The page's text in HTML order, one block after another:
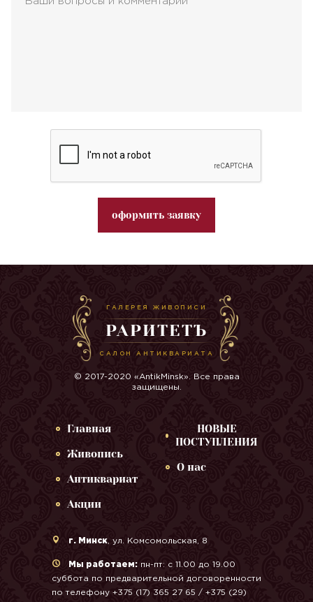
оформить заявку
ГАЛЕРЕЯ ЖИВОПИСИ
РАРИТЕТЪ
САЛОН АНТИКВАРИАТА
© 2017-2020 «AntikMinsk». Все права
защищены.
Главная
Живопись
Антиквариат
Акции
НОВЫЕ
ПОСТУПЛЕНИЯ
О нас
г. Минск , ул. Комсомольская, 8
Мы работаем: пн-пт: с 11.00 до 19.00
суббота по предварительной договоренности
по телефону +375 (17) 365 27 65 / +375 (29)